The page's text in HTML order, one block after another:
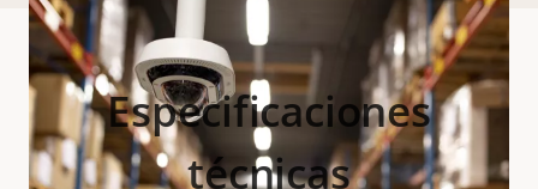
Especificaciones
técnicas